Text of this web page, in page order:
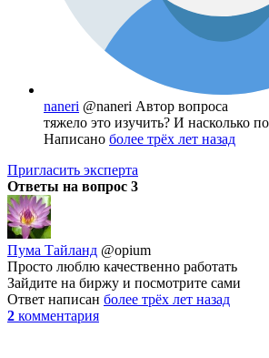
naneri @naneri Автор вопроса
тяжело это изучить? И насколько
Написано более трёх лет назад
Пригласить эксперта
Ответы на вопрос 3
Пума Тайланд @opium
Просто люблю качественно работать
Зайдите на биржу и посмотрите сами
Ответ написан более трёх лет назад
2 комментария